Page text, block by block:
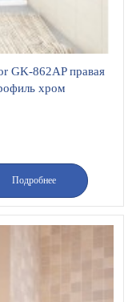
GK-862AP правая
хром
Подробнее